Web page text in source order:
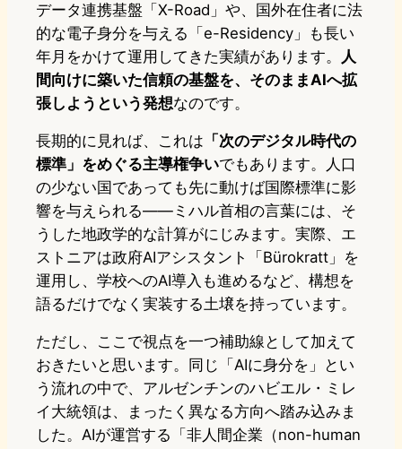
データ連携基盤「X-Road」や、国外在住者に法
的な電子身分を与える「e-Residency」も長い
年月をかけて運用してきた実績があります。 人
間向けに築いた信頼の基盤を、そのままAIへ拡
張しようという発想なのです。
長期的に見れば、これは 「次のデジタル時代の
標準」をめぐる主導権争いでもあります。人口
の少ない国であっても先に動けば国際標準に影
響を与えられる――ミハル首相の言葉には、そ
うした地政学的な計算がにじみます。実際、エ
ストニアは政府AIアシスタント「Bürokratt」を
運用し、学校へのAI導入も進めるなど、構想を
語るだけでなく実装する土壌を持っています。
ただし、ここで視点を一つ補助線として加えて
おきたいと思います。同じ「AIに身分を」とい
う流れの中で、アルゼンチンのハビエル・ミレ
イ大統領は、まったく異なる方向へ踏み込みま
した。AIが運営する「非人間企業（non-human